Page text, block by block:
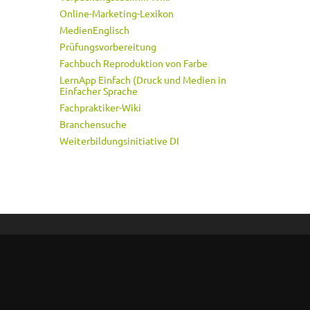
Online-Marketing-Lexikon
MedienEnglisch
Prüfungsvorbereitung
Fachbuch Reproduktion von Farbe
LernApp Einfach (Druck und Medien in
Einfacher Sprache
Fachpraktiker-Wiki
Branchensuche
Weiterbildungsinitiative DI